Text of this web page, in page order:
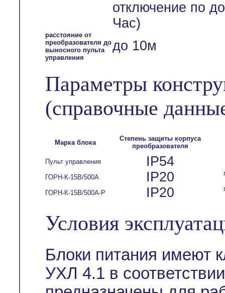
отключение по
Час)
расстояние от
преобразователя до
выносного пульта
управления
до 10м
Параметры
(справочные
Марка блока
Степень защиты корпуса
преобразователя
Пульт управления IP54
ГОРН-К-15В/500А IP20
ГОРН-К-15В/500А-Р IP20
Условия
Блоки питания имеют
УХЛ 4.1 в